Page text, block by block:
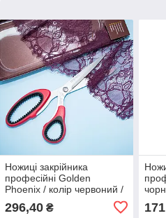
Ножиці закрійника
професійні Golden
Phoenix / колір червоний /
довжина 25 см ( довжина
леза 10 см)
296,40₴